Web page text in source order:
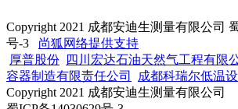
Copyright 2021 成都安迪生测量有限公司
号-3 尚狐网络提供支持
厚普股份
四川宏达石油天然气工程有限
容器制造有限责任公司
成都科瑞尔低温
Copyright 2021 成都安迪生测量有限公司